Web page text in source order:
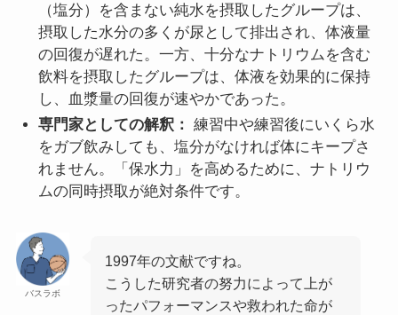
（塩分）を含まない純水を摂取したグループは、
摂取した水分の多くが尿として排出され、体液量
の回復が遅れた。一方、十分なナトリウムを含む
飲料を摂取したグループは、体液を効果的に保持
し、血漿量の回復が速やかであった。
専門家としての解釈： 練習中や練習後にいくら水
をガブ飲みしても、塩分がなければ体にキープさ
れません。「保水力」を高めるために、ナトリウ
ムの同時摂取が絶対条件です。
バスラボ
1997年の文献ですね。
こうした研究者の努力によって上が
ったパフォーマンスや救われた命が